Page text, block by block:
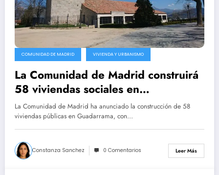
COMUNIDAD DE MADRID VIVIENDA Y URBANISMO
La Comunidad de Madrid construirá
58 viviendas sociales en
Guadarrama para familias
vulnerables.
La Comunidad de Madrid ha anunciado la construcción de 58
viviendas públicas en Guadarrama, con…
Constanza Sanchez 0 Comentarios Leer Más